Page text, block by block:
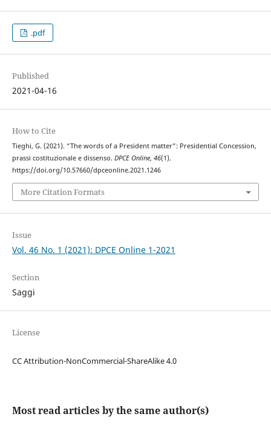
.pdf
Published
2021-04-16
How to Cite
Tieghi, G. (2021). “The words of a President matter”: Presidential Concession,
prassi costituzionale e dissenso. DPCE Online, 46(1).
https://doi.org/10.57660/dpceonline.2021.1246
More Citation Formats
Issue
Vol. 46 No. 1 (2021): DPCE Online 1-2021
Section
Saggi
License
CC Attribution-NonCommercial-ShareAlike 4.0
Most read articles by the same author(s)